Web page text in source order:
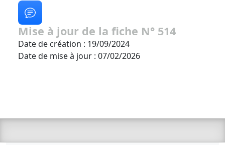
Mise à jour de la fiche N° 514
Date de création : 19/09/2024
Date de mise à jour : 07/02/2026